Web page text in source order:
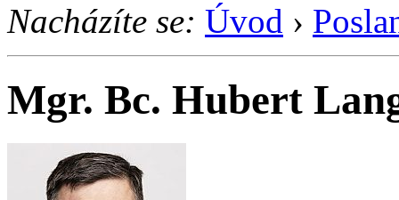
Nacházíte se: Úvod ›
Mgr. Bc. Hubert